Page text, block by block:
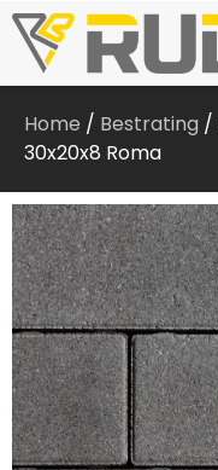
Home / Bestrating /
30x20x8 Roma